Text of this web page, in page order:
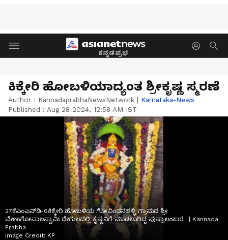
ಕನ್ನಡಪ್ರಭ
ಕಿಕ್ಕೇರಿ ಹೋಬಳಿಯಾದ್ಯಂತ ಶ್ರೀಕೃಷ್ಣ ಸ್ಮರಣೆ
Author : KannadaprabhaNewsNetwork | Karnataka-News
Published : Aug 28 2024, 12:58 AM IST
27ಕೆಎಂಎನ್‌ಡಿ-6ಕಿಕ್ಕೇರಿ ಹೋಬಳಿಯ ಗೋವಿಂದನಹಳ್ಳಿ ಗ್ರಾಮದ ಶ್ರೀ
ವೇಣುಗೋಪಾಲಸ್ವಾಮಿ ದೇಗುಲದಲ್ಲಿ ಕೃಷ್ಣನಿಗೆ ಮಾಡಲಾಗಿದ್ದ ಪುಷ್ಪಾಲಂಕಾರ . | Kannada
Prabha
Image Credit: KP